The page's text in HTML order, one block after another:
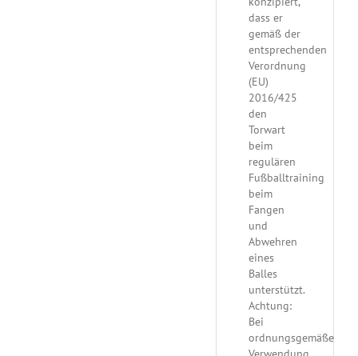
dass er
gemäß der
entsprechenden
Verordnung
(EU)
2016/425
den
Torwart
beim
regulären
Fußballtraining
beim
Fangen
und
Abwehren
eines
Balles
unterstützt.
Achtung:
Bei
ordnungsgemäßer